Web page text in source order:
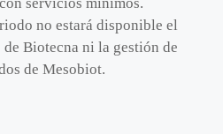
no estará disponible el
Biotecna ni la gestión de
de Mesobiot.